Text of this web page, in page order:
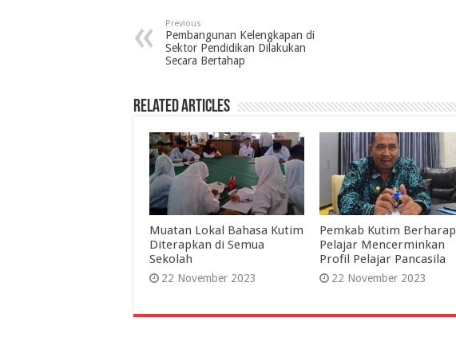
Previous
Pembangunan Kelengkapan di
Sektor Pendidikan Dilakukan
Secara Bertahap
Related Articles
Muatan Lokal Bahasa Kutim
Diterapkan di Semua
Sekolah
22 November 2023
Pemkab Kutim Berharap
Pelajar Mencerminkan
Profil Pelajar Pancasila
22 November 2023